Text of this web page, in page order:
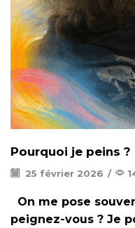
Pourquoi je peins ?
25 février 2026 /
On me pose
peignez-vous ? Je